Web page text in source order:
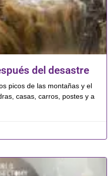
del desastre
picos de las montañas y el
casas, carros, postes y a